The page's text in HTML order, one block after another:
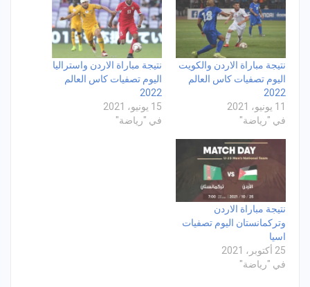
نتيجة مباراة الاردن والكويت
اليوم تصفيات كاس العالم
2022
11 يونيو، 2021
في "رياضة"
نتيجة مباراة الاردن واستراليا
اليوم تصفيات كاس العالم
2022
15 يونيو، 2021
في "رياضة"
نتيجة مباراة الاردن
وتركمانستان اليوم تصفيات
اسيا
25 أكتوبر، 2021
في "رياضة"